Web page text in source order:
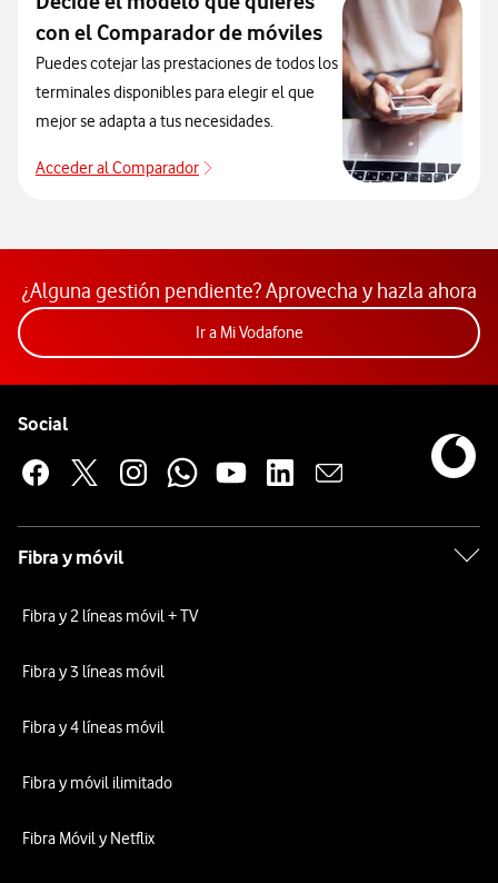
con el Comparador de móviles
Puedes cotejar las prestaciones de todos los
terminales disponibles para elegir el que
mejor se adapta a tus necesidades.
Acceder al Comparador
Acceder al Comparador
¿Alguna gestión pendiente? Aprovecha y hazla ahora
Ir a Mi VodafoneAcceder a la app Mi
Social
Fibra y móvil
Fibra y 2 líneas móvil + TV
Fibra y 3 líneas móvil
Fibra y 4 líneas móvil
Fibra y móvil ilimitado
Fibra Móvil y Netflix